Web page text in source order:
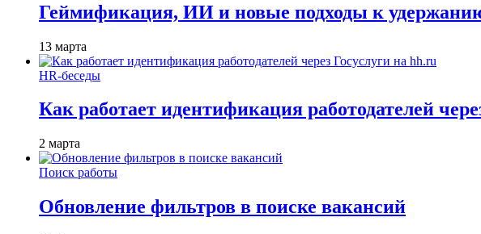
Геймификация, ИИ и новые подходы к
13 марта
HR-беседы
Как работает идентификация работодателей
2 марта
Поиск работы
Обновление фильтров в поиске вакансий